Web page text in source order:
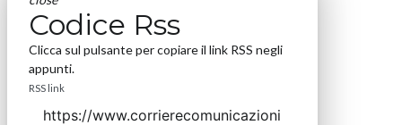
Codice Rss
Clicca sul pulsante per copiare il link RSS negli
appunti.
RSS link